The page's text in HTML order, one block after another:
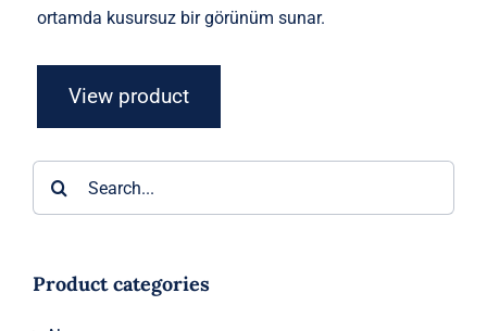
ortamda kusursuz bir görünüm sunar.
View product
Product categories